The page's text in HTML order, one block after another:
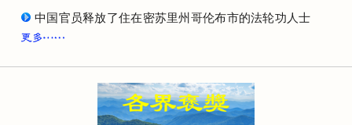
中国官员释放了住在密苏里州哥伦布市的法轮功人士